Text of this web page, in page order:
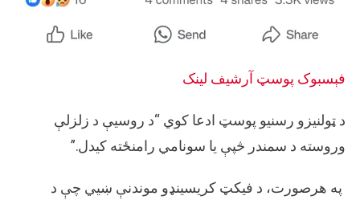
فېسبوک پوسټ آرشيف لینک
د ټولنیزو رسنیو پوسټ ادعا کوي “د روسیې د زلزلې
وروسته د سمندر څپې یا سونامي رامنځته کیدل.”
په هرصورت، د فیکټ کریسینډو موندنې ښیي چې د